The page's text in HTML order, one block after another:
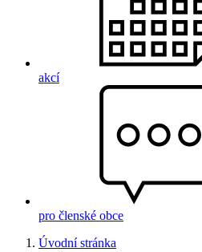
akcí
pro členské obce
Úvodní stránka